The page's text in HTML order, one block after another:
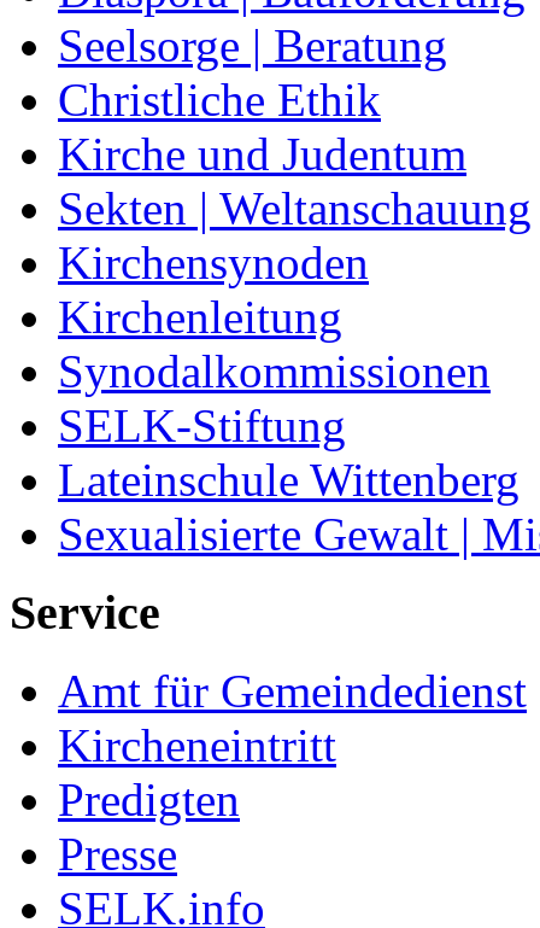
Seelsorge | Beratung
Christliche Ethik
Kirche und Judentum
Sekten | Weltanschauung
Kirchensynoden
Kirchenleitung
Synodalkommissionen
SELK-Stiftung
Lateinschule Wittenberg
Sexualisierte Gewalt |
Service
Amt für Gemeindedienst
Kircheneintritt
Predigten
Presse
SELK.info